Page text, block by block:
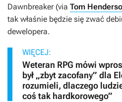
Dawnbreaker(via Tom
tak właśnie będzie się zwać
dewelopera.
WIĘCEJ:
Weteran RPG mówi
był „zbyt zacofany” dla
rozumieli, dlaczego
coś tak hardkorowego”